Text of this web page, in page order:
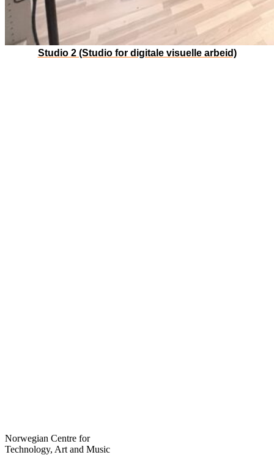
Studio 2 (Studio for digitale visuelle arbeid)
Norwegian Centre for
Technology, Art and Music